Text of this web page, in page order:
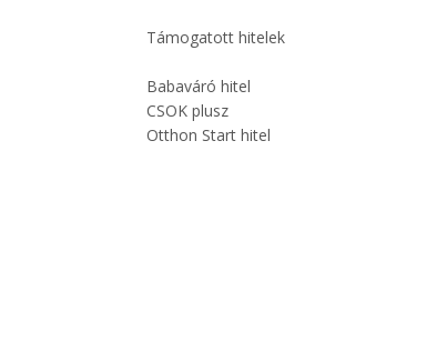
Támogatott hitelek
Babaváró hitel
CSOK plusz
Otthon Start hitel